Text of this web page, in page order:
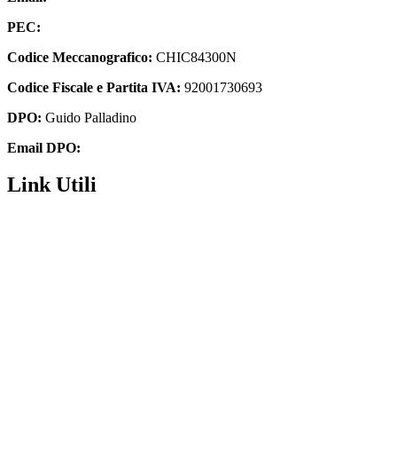
PEC:
Codice Meccanografico: CHIC84300N
Codice Fiscale e Partita IVA: 92001730693
DPO: Guido Palladino
Email DPO:
Link Utili